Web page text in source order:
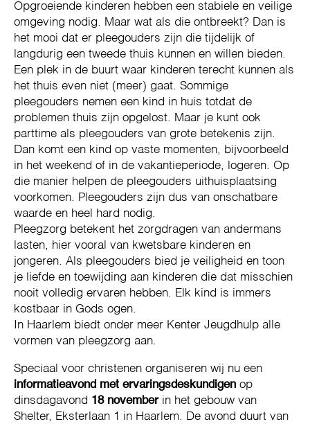
Opgroeiende kinderen hebben een stabiele en veilige
omgeving nodig. Maar wat als die ontbreekt? Dan is
het mooi dat er pleegouders zijn die tijdelijk of
langdurig een tweede thuis kunnen en willen bieden.
Een plek in de buurt waar kinderen terecht kunnen als
het thuis even niet (meer) gaat. Sommige
pleegouders nemen een kind in huis totdat de
problemen thuis zijn opgelost. Maar je kunt ook
parttime als pleegouders van grote betekenis zijn.
Dan komt een kind op vaste momenten, bijvoorbeeld
in het weekend of in de vakantieperiode, logeren. Op
die manier helpen de pleegouders uithuisplaatsing
voorkomen. Pleegouders zijn dus van onschatbare
waarde en heel hard nodig.
Pleegzorg betekent het zorgdragen van andermans
lasten, hier vooral van kwetsbare kinderen en
jongeren. Als pleegouders bied je veiligheid en toon
je liefde en toewijding aan kinderen die dat misschien
nooit volledig ervaren hebben. Elk kind is immers
kostbaar in Gods ogen.
In Haarlem biedt onder meer Kenter Jeugdhulp alle
vormen van pleegzorg aan.
Speciaal voor christenen organiseren wij nu een
informatieavond met ervaringsdeskundigen op
dinsdagavond 18 novemberin het gebouw van
Shelter, Eksterlaan 1 in Haarlem. De avond duurt van